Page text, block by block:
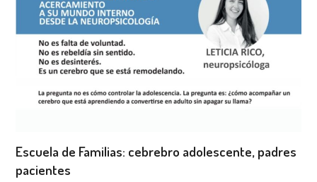
Escuela de Familias: cebrebro adolescente, padres
pacientes